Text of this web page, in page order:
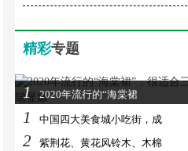
精彩专题
1 2020年流行的“海棠裙
1 中国四大美食城小吃街，成
2 紫荆花、黄花风铃木、木棉